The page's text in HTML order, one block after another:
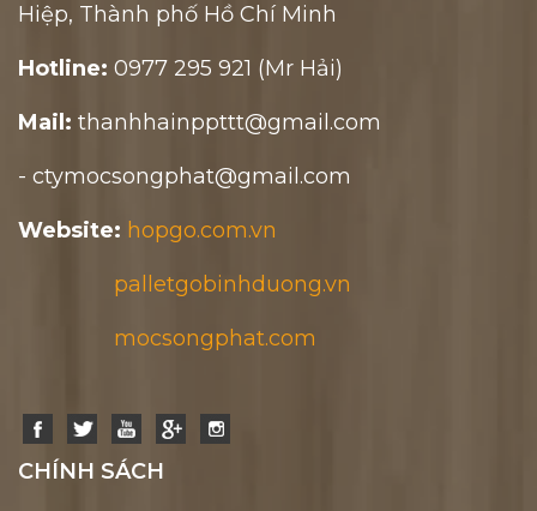
Hiệp, Thành phố Hồ Chí Minh
Hotline: 0977 295 921 (Mr Hải)
Mail: thanhhainppttt@gmail.com
- ctymocsongphat@gmail.com
Website: hopgo.com.vn
palletgobinhduong.vn
mocsongphat.com
CHÍNH SÁCH